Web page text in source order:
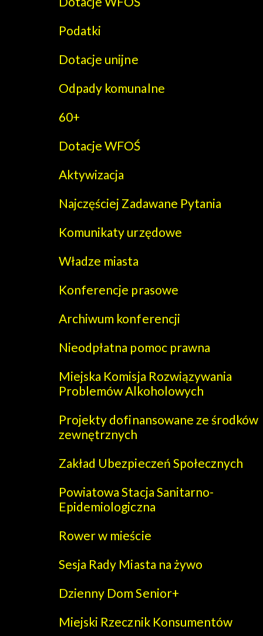
Podatki
Dotacje unijne
Odpady komunalne
60+
Dotacje WFOŚ
Aktywizacja
Najczęściej Zadawane Pytania
Komunikaty urzędowe
Władze miasta
Konferencje prasowe
Archiwum konferencji
Nieodpłatna pomoc prawna
Miejska Komisja Rozwiązywania
Problemów Alkoholowych
Projekty dofinansowane ze środków
zewnętrznych
Zakład Ubezpieczeń Społecznych
Powiatowa Stacja Sanitarno-
Epidemiologiczna
Rower w mieście
Sesja Rady Miasta na żywo
Dzienny Dom Senior+
Miejski Rzecznik Konsumentów